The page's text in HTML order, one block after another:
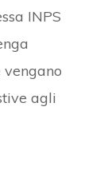
INPS
agli